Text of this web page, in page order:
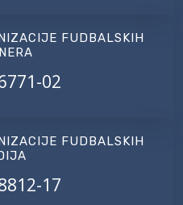
FUDBALSKIH
02
FUDBALSKIH
17